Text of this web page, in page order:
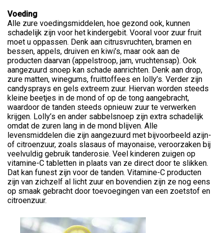
Voeding
Alle zure voedingsmiddelen, hoe gezond ook, kunnen
schadelijk zijn voor het kindergebit. Vooral voor zuur fruit
moet u oppassen. Denk aan citrusvruchten, bramen en
bessen, appels, druiven en kiwi’s, maar ook aan de
producten daarvan (appelstroop, jam, vruchtensap). Ook
aangezuurd snoep kan schade aanrichten. Denk aan drop,
zure matten, winegums, fruittoffees en lolly’s. Verder zijn
candysprays en gels extreem zuur. Hiervan worden steeds
kleine beetjes in de mond of op de tong aangebracht,
waardoor de tanden steeds opnieuw zuur te verwerken
krijgen. Lolly’s en ander sabbelsnoep zijn extra schadelijk
omdat de zuren lang in de mond blijven. Alle
levensmiddelen die zijn aangezuurd met bijvoorbeeld azijn-
of citroenzuur, zoals slasaus of mayonaise, veroorzaken bij
veelvuldig gebruik tanderosie. Veel kinderen zuigen op
vitamine-C tabletten in plaats van ze direct door te slikken.
Dat kan funest zijn voor de tanden. Vitamine-C producten
zijn van zichzelf al licht zuur en bovendien zijn ze nog eens
op smaak gebracht door toevoegingen van een zoetstof en
citroenzuur.